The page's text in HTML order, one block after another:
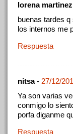
lorena martinez
buenas tardes
los internos me
Respuesta
nitsa- 27/12/
Ya son varias
conmigo lo
porfa diganme
Respuesta